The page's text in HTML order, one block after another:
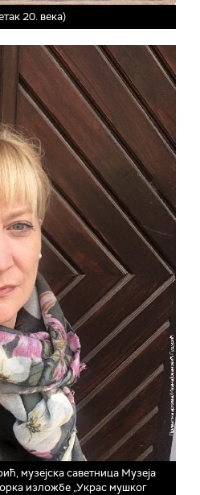
20. века)
музејска саветница Музеја
изложбе „Украс мушког